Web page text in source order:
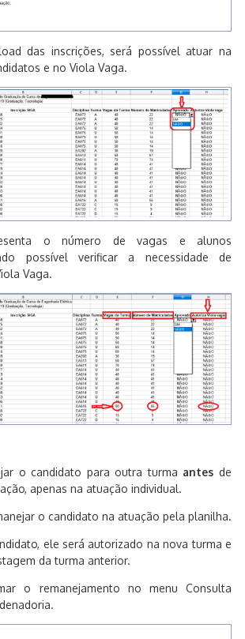
das inscrições, será possível atuar na
e no Viola Vaga.
o número de vagas e alunos
possível verificar a necessidade de
Vaga.
o candidato para outra turma antes de
apenas na atuação individual.
o candidato na atuação pela planilha.
ele será autorizado na nova turma e
da turma anterior.
o remanejamento no menu Consulta